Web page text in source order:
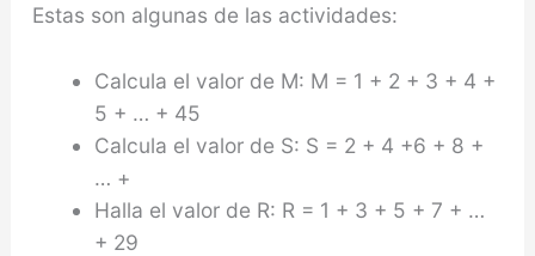
Estas son algunas de las actividades:
Calcula el valor de M: M = 1 + 2 + 3 + 4 +
5 + … + 45
Calcula el valor de S: S = 2 + 4 +6 + 8 +
… +
Halla el valor de R: R = 1 + 3 + 5 + 7 + …
+ 29